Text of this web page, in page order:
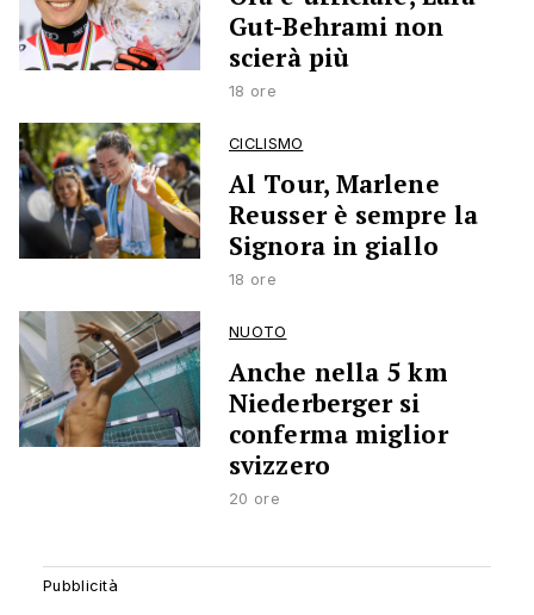
Gut-Behrami non
scierà più
18 ore
CICLISMO
Al Tour, Marlene
Reusser è sempre la
Signora in giallo
18 ore
NUOTO
Anche nella 5 km
Niederberger si
conferma miglior
svizzero
20 ore